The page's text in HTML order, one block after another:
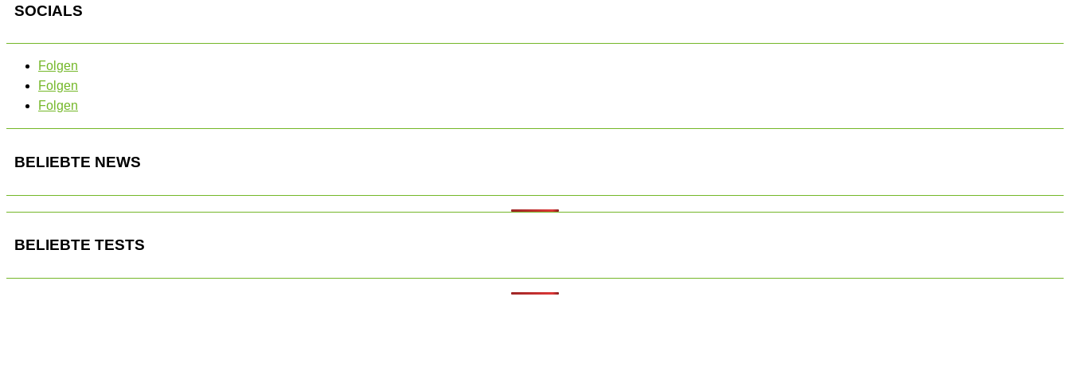
SOCIALS
Folgen
Folgen
Folgen
BELIEBTE NEWS
BELIEBTE TESTS